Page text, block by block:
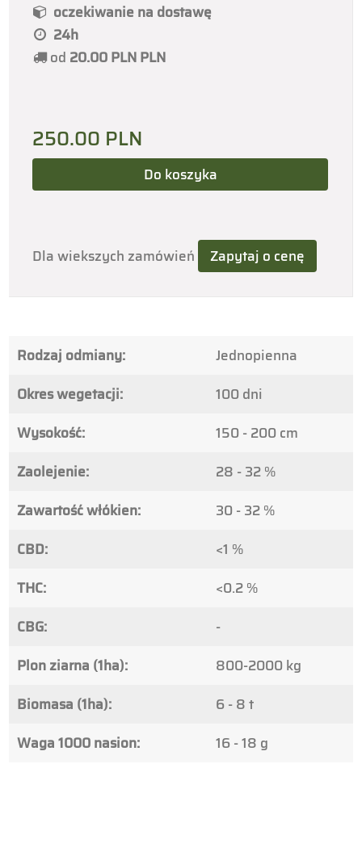
oczekiwanie na dostawę
24h
od 20.00 PLNPLN
250.00 PLN
Dla wiekszych zamówień
Rodzaj odmiany:
Jednopienna
Okres wegetacji:
100 dni
Wysokość:
150 - 200 cm
Zaolejenie:
28 - 32 %
Zawartość włókien:
30 - 32 %
CBD:
<1 %
THC:
<0.2 %
CBG:
-
Plon ziarna (1ha):
800-2000 kg
Biomasa (1ha):
6 - 8 t
Waga 1000 nasion:
16 - 18 g